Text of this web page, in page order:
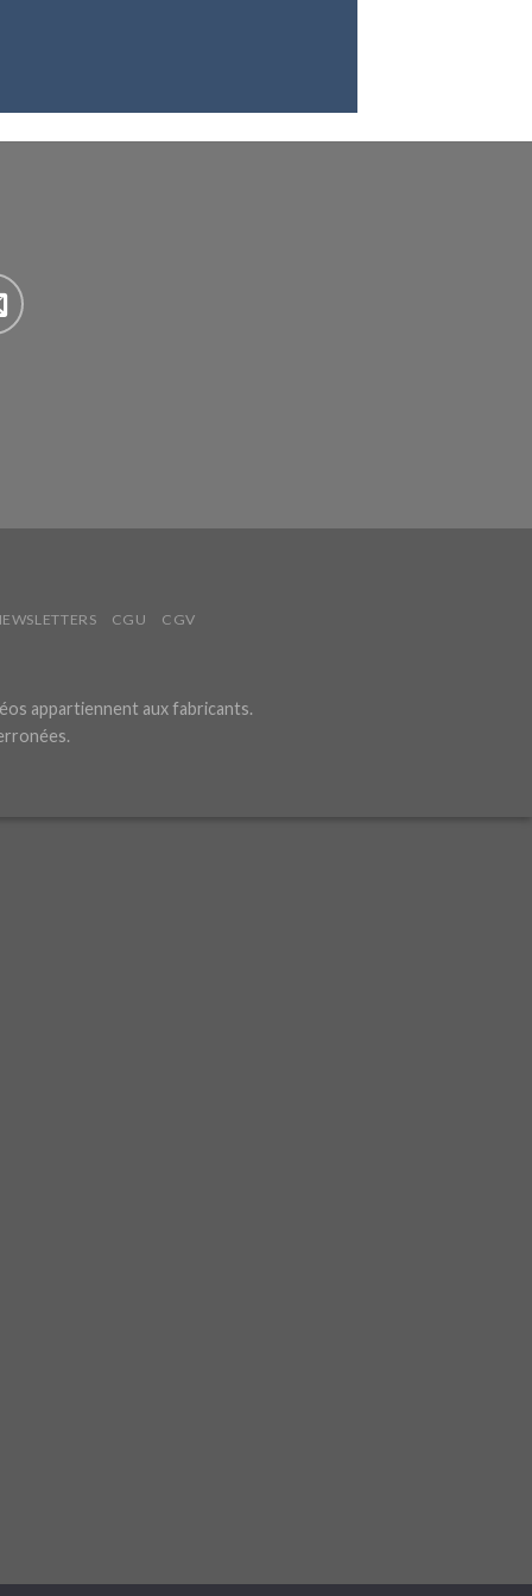
CGU CGV
appartiennent aux fabricants.